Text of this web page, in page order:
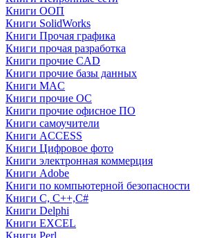
Книги ООП
Книги SolidWorks
Книги Прочая графика
Книги прочая разработка
Книги прочие CAD
Книги прочие базы данных
Книги MAC
Книги прочие ОС
Книги прочие офисное ПО
Книги самоучители
Книги ACCESS
Книги Цифровое фото
Книги электронная коммерция
Книги Adobe
Книги по компьютерной безопасности
Книги C, C++,С#
Книги Delphi
Книги EXCEL
Книги Perl